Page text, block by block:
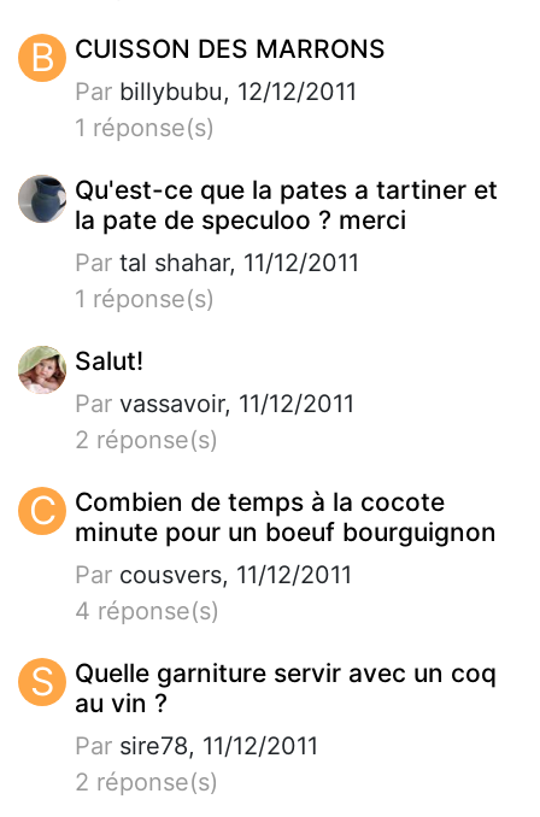
B CUISSON DES MARRONS
Par billybubu, 12/12/2011
1 réponse(s)
Qu'est-ce que la pates a tartiner et
la pate de speculoo ? merci
Par tal shahar, 11/12/2011
1 réponse(s)
Salut!
Par vassavoir, 11/12/2011
2 réponse(s)
C
Combien de temps à la cocote
minute pour un boeuf bourguignon
Par cousvers, 11/12/2011
4 réponse(s)
S
Quelle garniture servir avec un coq
au vin ?
Par sire78, 11/12/2011
2 réponse(s)